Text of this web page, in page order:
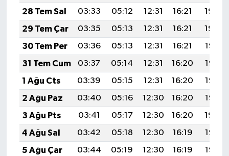
28 Tem Sal
03:33 05:12 12:31 16:21
19:40
29 Tem Çar
03:35 05:13 12:31 16:21
19:39
30 Tem Per
03:36 05:13 12:31 16:21
19:38
31 Tem Cum
03:37 05:14 12:31 16:20
19:37
1 Ağu Cts
03:39 05:15 12:31 16:20
19:36
2 Ağu Paz
03:40 05:16 12:30 16:20
19:35
3 Ağu Pts
03:41 05:17 12:30 16:20
19:34
4 Ağu Sal
03:42 05:18 12:30 16:19
19:33
5 Ağu Çar
03:44 05:19 12:30 16:19
19:32